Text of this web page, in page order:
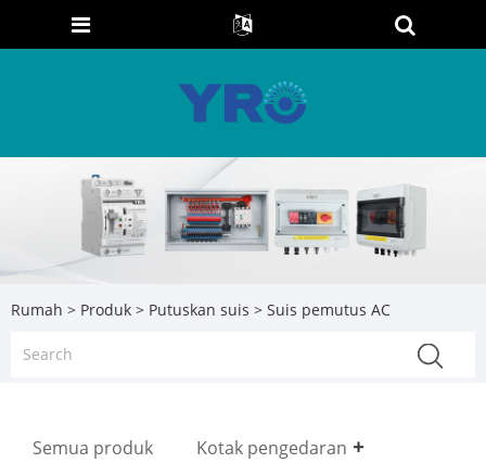
Rumah > Produk > Putuskan suis > Suis pemutus AC
Semua produk Kotak pengedaran